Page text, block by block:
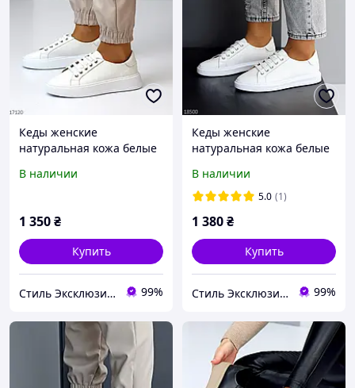
Кеды женские
натуральная кожа белые
В наличии
1 350₴
Купить
Стиль Эксклюзив & 3B 99%
Кеды женские
натуральная кожа белые
В наличии
5.0 (1)
1 380₴
Купить
Стиль Эксклюзив & 3B 99%